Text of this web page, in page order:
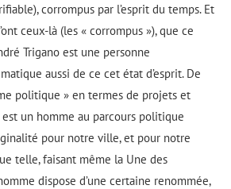
corrompus par l’esprit du temps. Et
ceux-là (les « corrompus »), que ce
Trigano est une personne
aussi de ce cet état d’esprit. De
politique » en termes de projets et
est un homme au parcours politique
pour notre ville, et pour notre
telle, faisant même la Une des
dispose d’une certaine renommée,